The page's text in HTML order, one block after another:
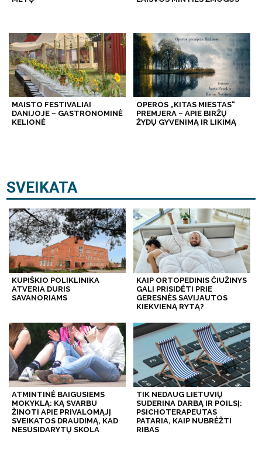
MAISTO FESTIVALIAI
DANIJOJE – GASTRONOMINĖ
KELIONĖ
OPEROS „KITAS MIESTAS“
PREMJERA – APIE BIRŽŲ
ŽYDŲ GYVENIMĄ IR LIKIMĄ
SVEIKATA
KUPIŠKIO POLIKLINIKA
ATVERIA DURIS
SAVANORIAMS
KAIP ORTOPEDINIS ČIUŽINYS
GALI PRISIDĖTI PRIE
GERESNĖS SAVIJAUTOS
KIEKVIENĄ RYTĄ?
ATMINTINĖ BAIGUSIEMS
MOKYKLĄ: KĄ SVARBU
ŽINOTI APIE PRIVALOMĄJĮ
SVEIKATOS DRAUDIMĄ, KAD
NESUSIDARYTŲ SKOLA
TIK NEDAUG LIETUVIŲ
SUDERINA DARBĄ IR POILSĮ:
PSICHOTERAPEUTAS
PATARIA, KAIP NUBRĖŽTI
RIBAS